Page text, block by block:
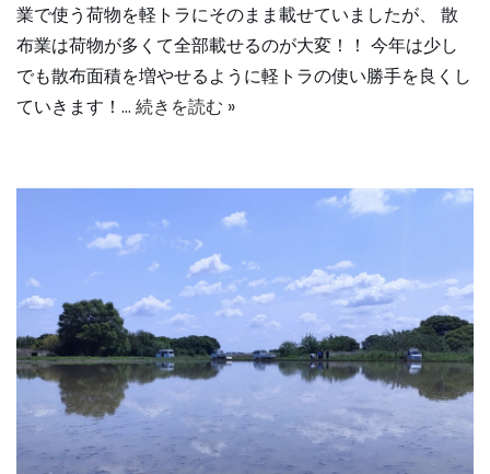
業で使う荷物を軽トラにそのまま載せていましたが、 散
布業は荷物が多くて全部載せるのが大変！！ 今年は少し
でも散布面積を増やせるように軽トラの使い勝手を良くし
ていきます！… 続きを読む »